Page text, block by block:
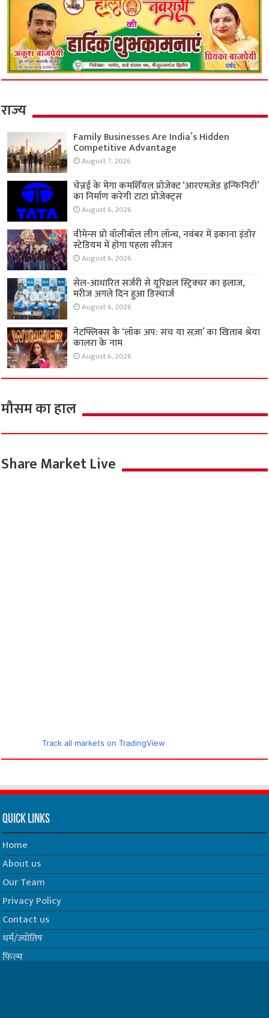
राज्य
Family Businesses Are India’s Hidden
Competitive Advantage
August 7, 2026
चेन्नई के मेगा कमर्शियल प्रोजेक्ट ‘आरएमज़ेड इन्फिनिटी’
का निर्माण करेगी टाटा प्रोजेक्ट्स
August 6, 2026
वीमेन्स प्रो वॉलीबॉल लीग लॉन्च, नवंबर में इकाना इंडोर
स्टेडियम में होगा पहला सीजन
August 6, 2026
सेल-आधारित सर्जरी से यूरिथ्रल स्ट्रिक्चर का इलाज,
मरीज अगले दिन हुआ डिस्चार्ज
August 6, 2026
नेटफ्लिक्स के ‘लॉक अप: सच या सज़ा’ का खिताब श्रेया
कालरा के नाम
August 6, 2026
मौसम का हाल
Share Market Live
Track all markets on TradingView
Quick Links
Home
About us
Our Team
Privacy Policy
Contact us
धर्म/ज्योतिष
फिल्म